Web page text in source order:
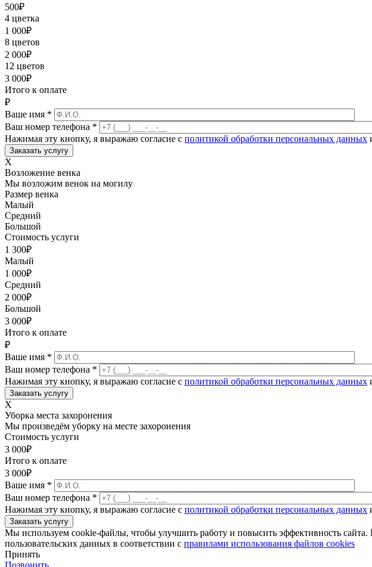
500₽
4 цветка
1 000₽
8 цветов
2 000₽
12 цветов
3 000₽
Итого к оплате
₽
Ваше имя *
Ваш номер телефона *
Нажимая эту кнопку, я выражаю согласие с политикой обработки персональных данных
X
Возложение венка
Мы возложим венок на могилу
Размер венка
Малый
Средний
Большой
Стоимость услуги
1 300₽
Малый
1 000₽
Средний
2 000₽
Большой
3 000₽
Итого к оплате
₽
Ваше имя *
Ваш номер телефона *
Нажимая эту кнопку, я выражаю согласие с политикой обработки персональных данных
X
Уборка места захоронения
Мы произведём уборку на месте захоронения
Стоимость услуги
3 000₽
Итого к оплате
3 000₽
Ваше имя *
Ваш номер телефона *
Нажимая эту кнопку, я выражаю согласие с политикой обработки персональных данных
Мы используем cookie-файлы, чтобы улучшить работу и повысить эффективность
пользовательских данных в соответствии с правилами использования файлов cookies
Принять
Позвонить